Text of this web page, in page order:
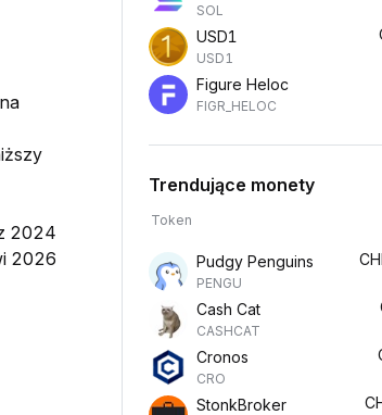
2024
2026
SOL
USD1
USD1
Figure Heloc
FIGR_HELOC
Trendujące monety
Token
Pudgy Penguins
PENGU
Cash Cat
CASHCAT
Cronos
CRO
StonkBroker